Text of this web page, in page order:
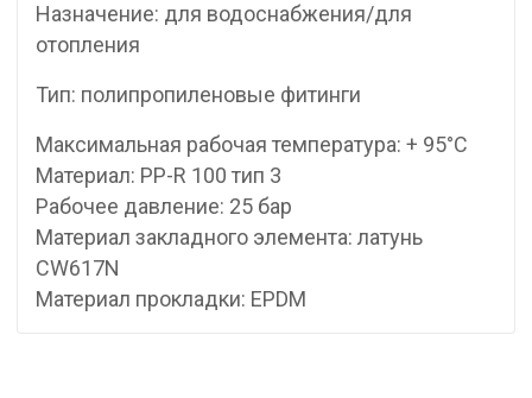
Назначение: для водоснабжения/для
отопления
Тип: полипропиленовые фитинги
Максимальная рабочая температура: + 95°С
Материал: PP-R 100 тип 3
Рабочее давление: 25 бар
Материал закладного элемента: латунь
CW617N
Материал прокладки: EPDM